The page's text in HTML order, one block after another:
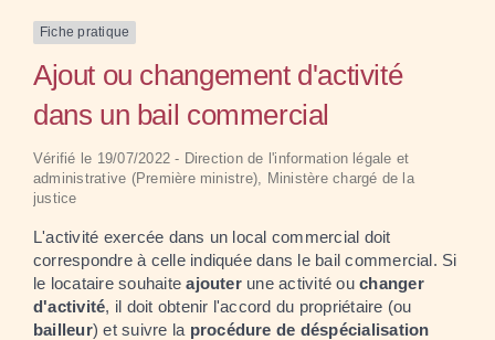
Fiche pratique
Ajout ou changement d'activité
dans un bail commercial
Vérifié le 19/07/2022 - Direction de l'information légale et
administrative (Première ministre), Ministère chargé de la
justice
L'activité exercée dans un local commercial doit
correspondre à celle indiquée dans le bail commercial. Si
le locataire souhaiteajouterune activité ouchanger
d'activité, il doit obtenir l'accord du propriétaire (ou
bailleur) et suivre la procédure de déspécialisation